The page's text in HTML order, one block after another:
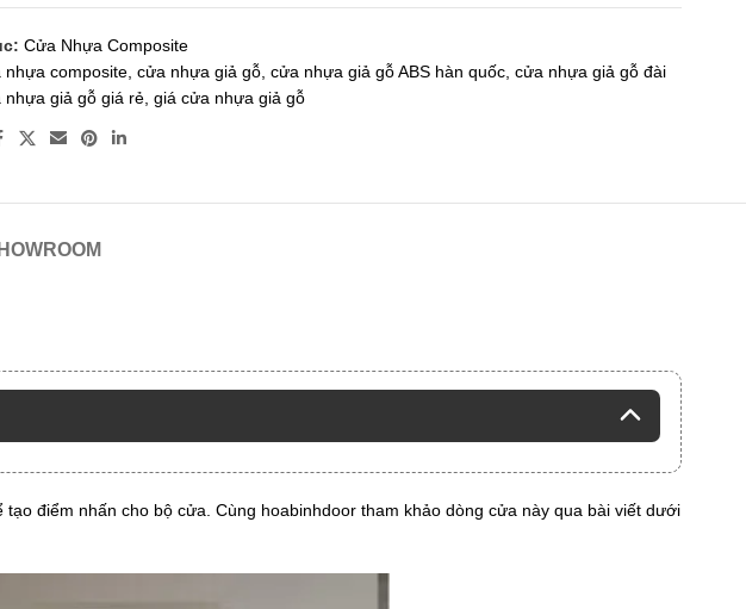
Cửa Nhựa Composite
nhựa composite cửa nhựa giả gỗ cửa nhựa giả gỗ ABS hàn quốc cửa nhựa giả gỗ đài
nhựa giả gỗ giá rẻ giá cửa nhựa giả gỗ
điểm nhấn cho bộ cửa. Cùng hoabinhdoor tham khảo dòng cửa này qua bài viết dưới